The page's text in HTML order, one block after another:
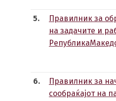
5.
Правилник за
на задачите и
6.
Правилник за
сообраќајот на